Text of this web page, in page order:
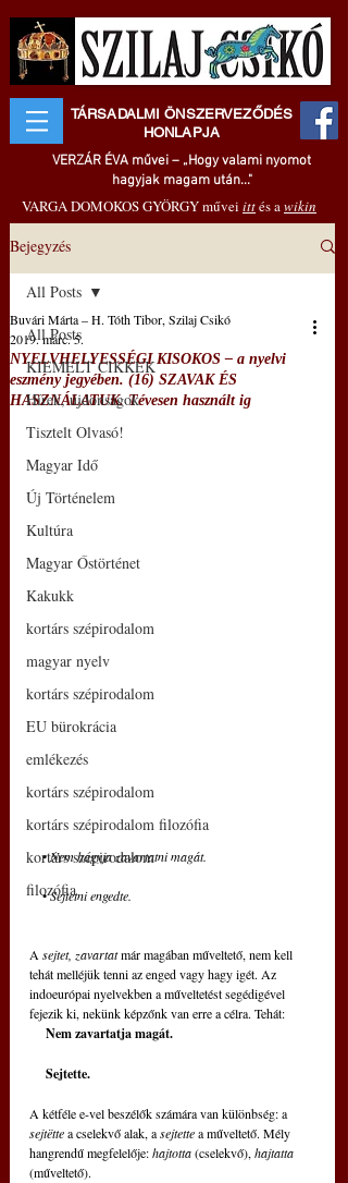
TÁRSADALMI ÖNSZERVEZŐDÉS
HONLAPJA
VERZÁR ÉVA művei – „Hogy valami nyomot
hagyjak magam után..."
VARGA DOMOKOS GYÖRGY művei ittés awikin
Bejegyzés
All Posts
KIEMELT CIKKEK
Hírek, újdonságok
Tisztelt Olvasó!
Magyar Idő
Új Történelem
Kultúra
Magyar Őstörténet
Kakukk
kortárs szépirodalom
magyar nyelv
kortárs szépirodalom
EU bürokrácia
emlékezés
kortárs szépirodalom
kortárs szépirodalom filozófia
kortárs szépirodalom
filozófia
All Posts
NYELVHELYESSÉGI KISOKOS – a nyelvi
eszmény jegyében. (16) SZAVAK ÉS
HASZNÁLATUK. Tévesen használt ig
Buvári Márta – H. Tóth Tibor, Szilaj Csikó
2019. márc. 5.
    •
Nem hagyja zavartatni magát.
    •
Sejtetni engedte.
A sejtet, zavartat már magában műveltető, nem kell
tehát melléjük tenni az enged vagy hagy igét. Az
indoeurópai nyelvekben a műveltetést segédigével
fejezik ki, nekünk képzőnk van erre a célra. Tehát:
     Nem zavartatja magát.
     Sejtette.
A kétféle e-vel beszélők számára van különbség: a
sejtëtte a cselekvő alak, a sejtette a műveltető. Mély
hangrendű megfelelője: hajtotta (cselekvő), hajtatta
(műveltető).